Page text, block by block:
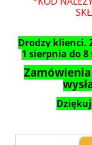
Drodzy klienci.
1 sierpnia do
Zamówienia